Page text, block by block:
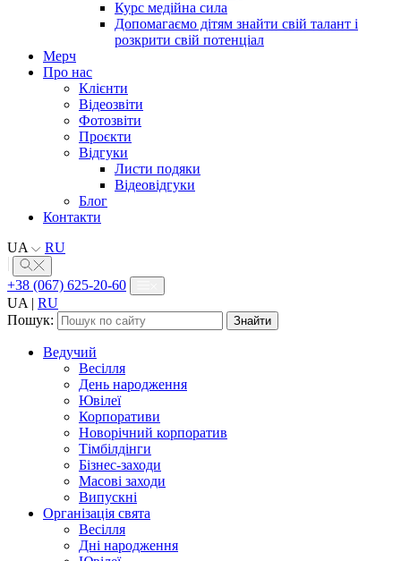
Курс медійна сила
Допомагаємо дітям знайти свій талант і
розкрити свій потенціал
Мерч
Про нас
Клієнти
Відеозвіти
Фотозвіти
Проєкти
Відгуки
Листи подяки
Відеовідгуки
Блог
Контакти
UA
RU
+38 (067) 625-20-60
UA | RU
Пошук:
Ведучий
Весілля
День народження
Ювілеї
Корпоративи
Новорічний корпоратив
Тімбілдінги
Бізнес-заходи
Масові заходи
Випускні
Організація свята
Весілля
Дні народження